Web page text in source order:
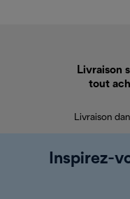
Livraison
tout
Livraison
Inspirez-